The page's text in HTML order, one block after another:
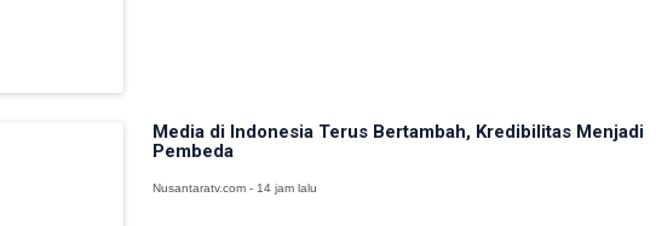
Media di Indonesia Terus Bertambah, Kredibilitas Menjadi
Pembeda
Nusantaratv.com - 14 jam lalu